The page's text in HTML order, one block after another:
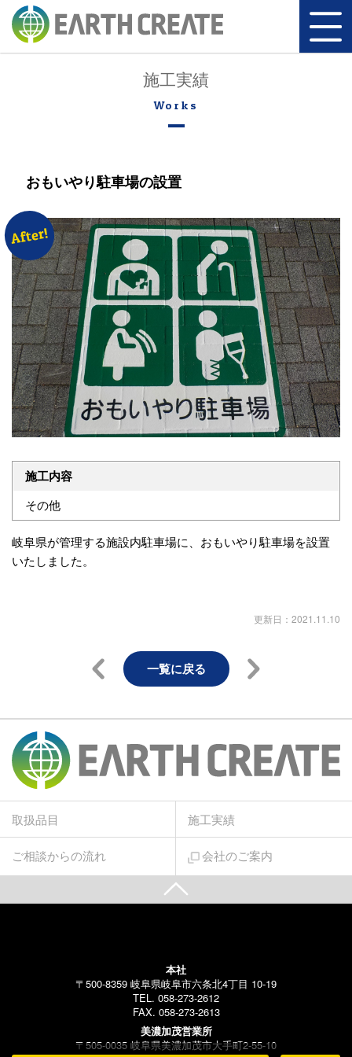
施工実績
おもいやり駐車場の設置
施工内容
その他
岐阜県が管理する施設内駐車場に、おもいやり駐車場を設置
いたしました。
更新日：2021.11.10
一覧に戻る
取扱品目 施工実績
ご相談からの流れ 会社のご案内
本社
〒500-8359 岐阜県岐阜市六条北4丁目 10-19
TEL. 058-273-2612
FAX. 058-273-2613
美濃加茂営業所
〒505-0035 岐阜県美濃加茂市大手町2-55-10